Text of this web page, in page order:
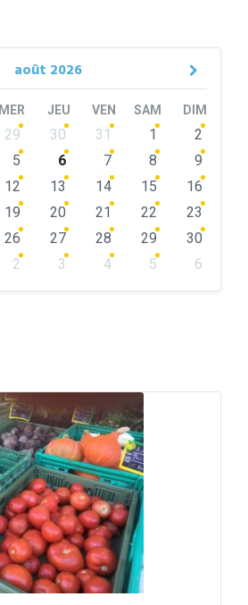
août 2026
MER JEU VEN SAM DIM
29 30 31 1
2
5 6 7 8
9
12 13 14 15
16
19 20 21 22
23
26 27 28 29
30
2 3 4 5
6